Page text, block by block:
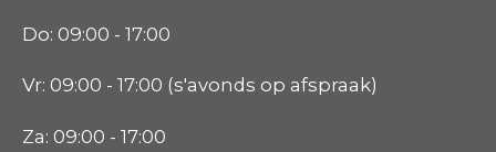
Do: 09:00 - 17:00
Vr: 09:00 - 17:00 (s'avonds op afspraak)
Za: 09:00 - 17:00